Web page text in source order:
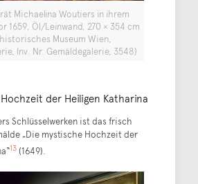
Michaelina Woutiers in ihrem
1659, Öl/Leinwand, 270 × 354 cm
Museum Wien,
Inv. Nr. Gemäldegalerie, 3548)
der Heiligen Katharina
Schlüsselwerken ist das frisch
„Die mystische Hochzeit der
13(1649).